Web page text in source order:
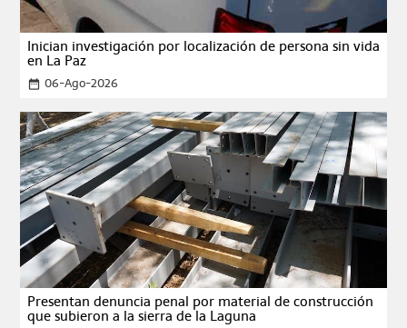
Inician investigación por localización de persona sin vida
en La Paz
date_range 06-Ago-2026
Presentan denuncia penal por material de construcción
que subieron a la sierra de la Laguna